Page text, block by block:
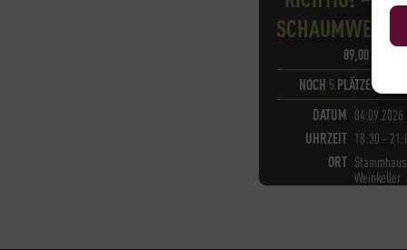
89,00
NOCH 5PLÄTZE
DATUM 04.09.2026
UHRZEIT 18:30 -
ORT
Weinkeller